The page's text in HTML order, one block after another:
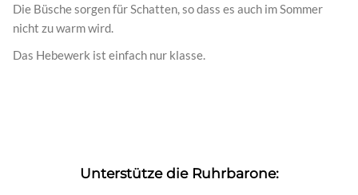
Die Büsche sorgen für Schatten, so dass es auch im Sommer
nicht zu warm wird.
Das Hebewerk ist einfach nur klasse.
Unterstütze die Ruhrbarone: